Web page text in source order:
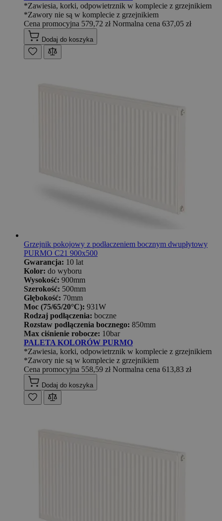
*Zawiesia, korki, odpowietrznik w komplecie z grzejnikiem
*Zawory nie są w komplecie z grzejnikiem
Cena promocyjna 579,72 zł Normalna cena 637,05 zł
Dodaj do koszyka
Grzejnik pokojowy z podłaczeniem bocznym dwupłytowy
PURMO C21 900x500
Gwarancja: 10 lat
Kolor: do wyboru
Wysokość: 900mm
Szerokość: 500mm
Głębokość: 70mm
Moc (75/65/20°C): 931W
Rodzaj podłączenia: boczne
Rozstaw podłączenia bocznego: 850mm
Max ciśnienie robocze: 10bar
PALETA KOLORÓW PURMO
*Zawiesia, korki, odpowietrznik w komplecie z grzejnikiem
*Zawory nie są w komplecie z grzejnikiem
Cena promocyjna 558,59 zł Normalna cena 613,83 zł
Dodaj do koszyka